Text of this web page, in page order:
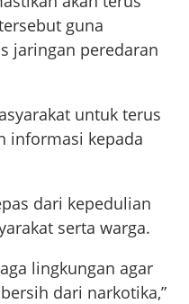
guna
jaringan peredaran
untuk terus
informasi kepada
dari kepedulian
serta warga.
lingkungan agar
dari narkotika,”